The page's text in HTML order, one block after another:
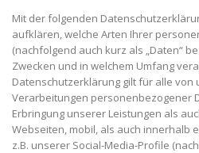
Mit der folgenden
aufklären, welche Arten Ihrer
(nachfolgend auch kurz als „Daten“
Zwecken und in welchem Umfang
Datenschutzerklärung gilt für alle von
Verarbeitungen personenbezogener
Erbringung unserer Leistungen als
Webseiten, mobil, als auch innerhalb
z.B. unserer Social-Media-Profile